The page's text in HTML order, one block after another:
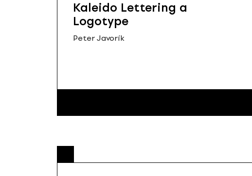
Kaleido Lettering a
Logotype
Peter Javorík